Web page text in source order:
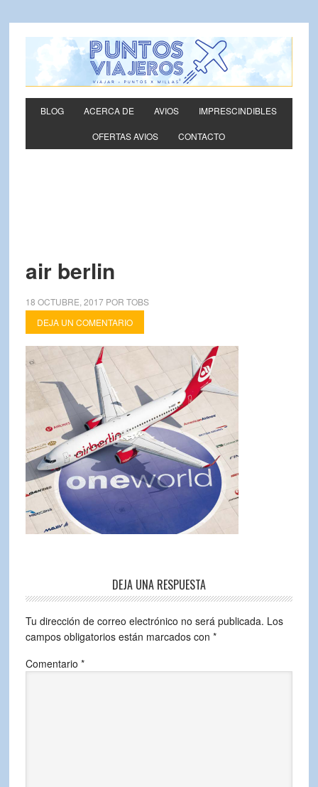
BLOG ACERCA DE AVIOS IMPRESCINDIBLES
OFERTAS AVIOS CONTACTO
air berlin
18 OCTUBRE, 2017POR TOBS
DEJA UN COMENTARIO
DEJA UNA RESPUESTA
Tu dirección de correo electrónico no será publicada. Los
campos obligatorios están marcados con *
Comentario *